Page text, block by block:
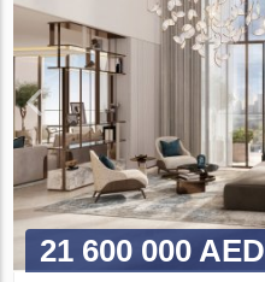
21 600 000 AED